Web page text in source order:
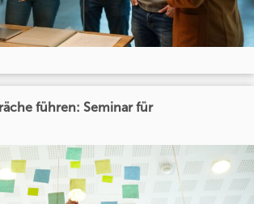
führen: Seminar für